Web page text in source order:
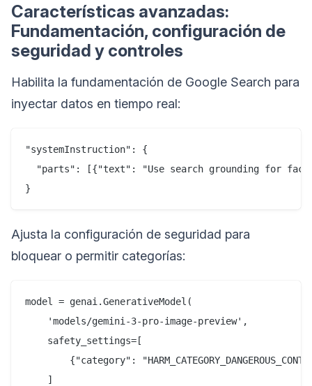
Características avanzadas:
Fundamentación, configuración de
seguridad y controles
Habilita la fundamentación de Google Search para
inyectar datos en tiempo real:
"systemInstruction": {
"parts": [{"text": "Use search grounding for
Ajusta la configuración de seguridad para
bloquear o permitir categorías:
model = genai.GenerativeModel(
    'models/gemini-3-pro-image-preview',
    safety_settings=[
{"category":
    ]